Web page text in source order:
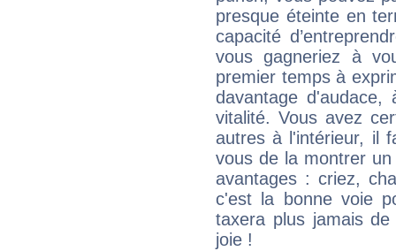
presque éteinte en
capacité
vous gagneriez à
premier temps à
davantage
vitalité. Vous avez
autres à l'intérieur, il
vous de la montrer
avantages : criez,
c'est la bonne voie
taxera plus jamais
joie !